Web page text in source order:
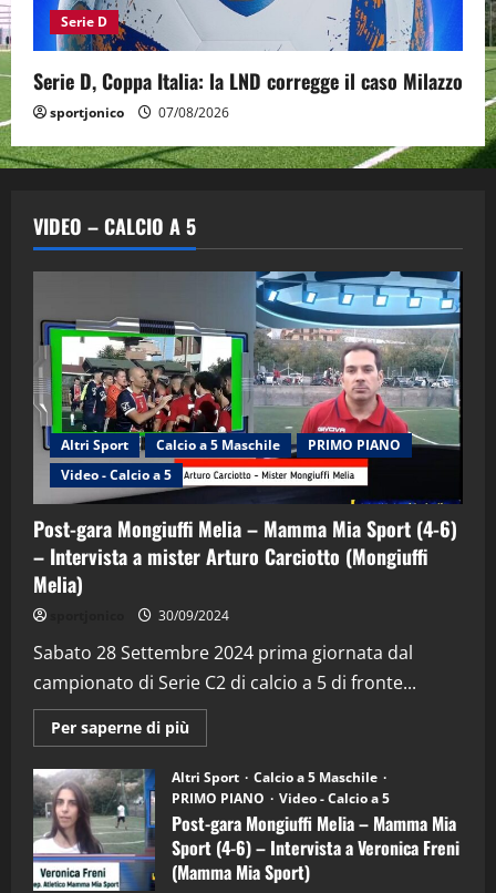
Serie D
Serie D, Coppa Italia: la LND corregge il caso Milazzo
sportjonico 07/08/2026
VIDEO – CALCIO A 5
Altri Sport Calcio a 5 Maschile
PRIMO PIANO
Video - Calcio a 5
Post-gara Mongiuffi Melia – Mamma Mia Sport (4-6)
– Intervista a mister Arturo Carciotto (Mongiuffi
Melia)
30/09/2024
Sabato 28 Settembre 2024 prima giornata dal
campionato di Serie C2 di calcio a 5 di fronte...
Per saperne di più
informazioni
Post-
gara
Mongiuffi
Melia
–
Mamma
Mia
Sport
Altri Sport
Calcio a 5 Maschile
PRIMO PIANO
Video - Calcio a 5
Post-gara Mongiuffi Melia – Mamma Mia
Sport (4-6) – Intervista a Veronica Freni
(Mamma Mia Sport)
2
“SportEmpire” in Podcast: 29^ Puntata
(Martedi 28 Aprile 2026)
28/04/2026
3
"SportEmpire" in Podcast
“SportEmpire” in Podcast: 28^ Puntata
(Martedi 21 Aprile 2026)
21/04/2026